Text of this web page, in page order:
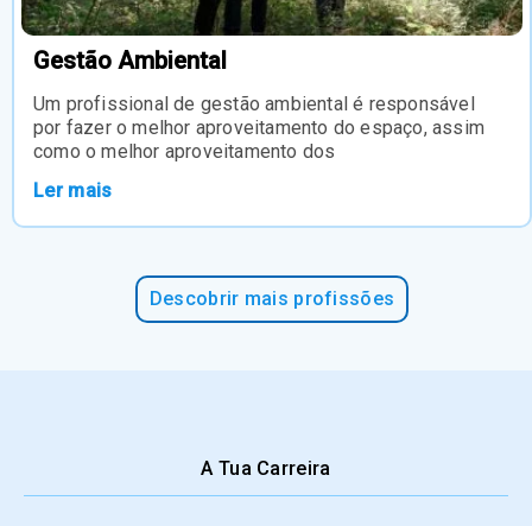
Gestão Ambiental
Um profissional de gestão ambiental é responsável
por fazer o melhor aproveitamento do espaço, assim
como o melhor aproveitamento dos
Ler mais
Descobrir mais profissões
A Tua Carreira